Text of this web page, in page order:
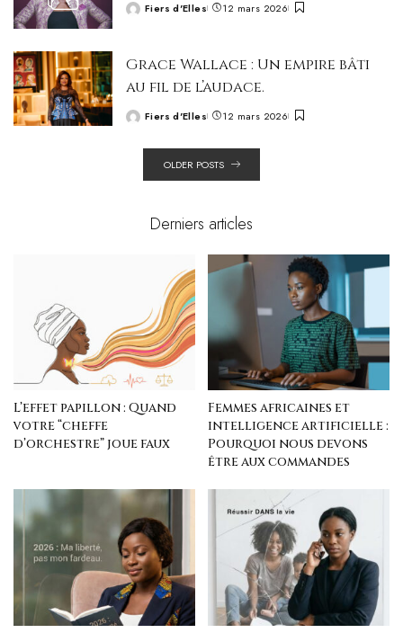
PostedFiers d'Elles 12 mars 2026
Grace Wallace : Un empire bâti
au fil de l’audace.
PostedFiers d'Elles 12 mars 2026
OLDER POSTS
Derniers articles
L’effet papillon : Quand
votre “cheffe
d’orchestre” joue faux
Femmes africaines et
intelligence artificielle :
Pourquoi nous devons
être aux commandes